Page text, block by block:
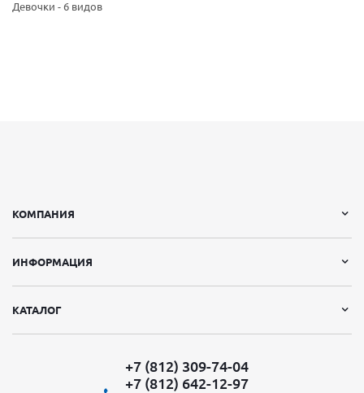
Девочки - 6 видов
КОМПАНИЯ
ИНФОРМАЦИЯ
КАТАЛОГ
+7 (812) 309-74-04
+7 (812) 642-12-97